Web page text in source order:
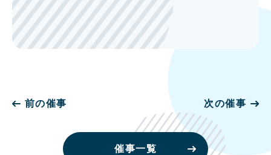
前の催事 次の催事
催事一覧